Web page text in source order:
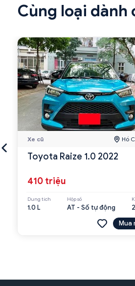
Cùng loại dành
Xe cũ Hồ
Toyota Raize 1.0 2022
410 triệu
Dung tích
1.0 L
Hộp số
AT - Số tự động
Mua